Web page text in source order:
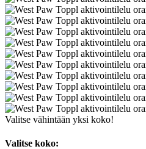
Valitse vähintään yksi koko!
Valitse koko: